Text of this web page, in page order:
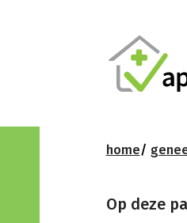
home
Op deze